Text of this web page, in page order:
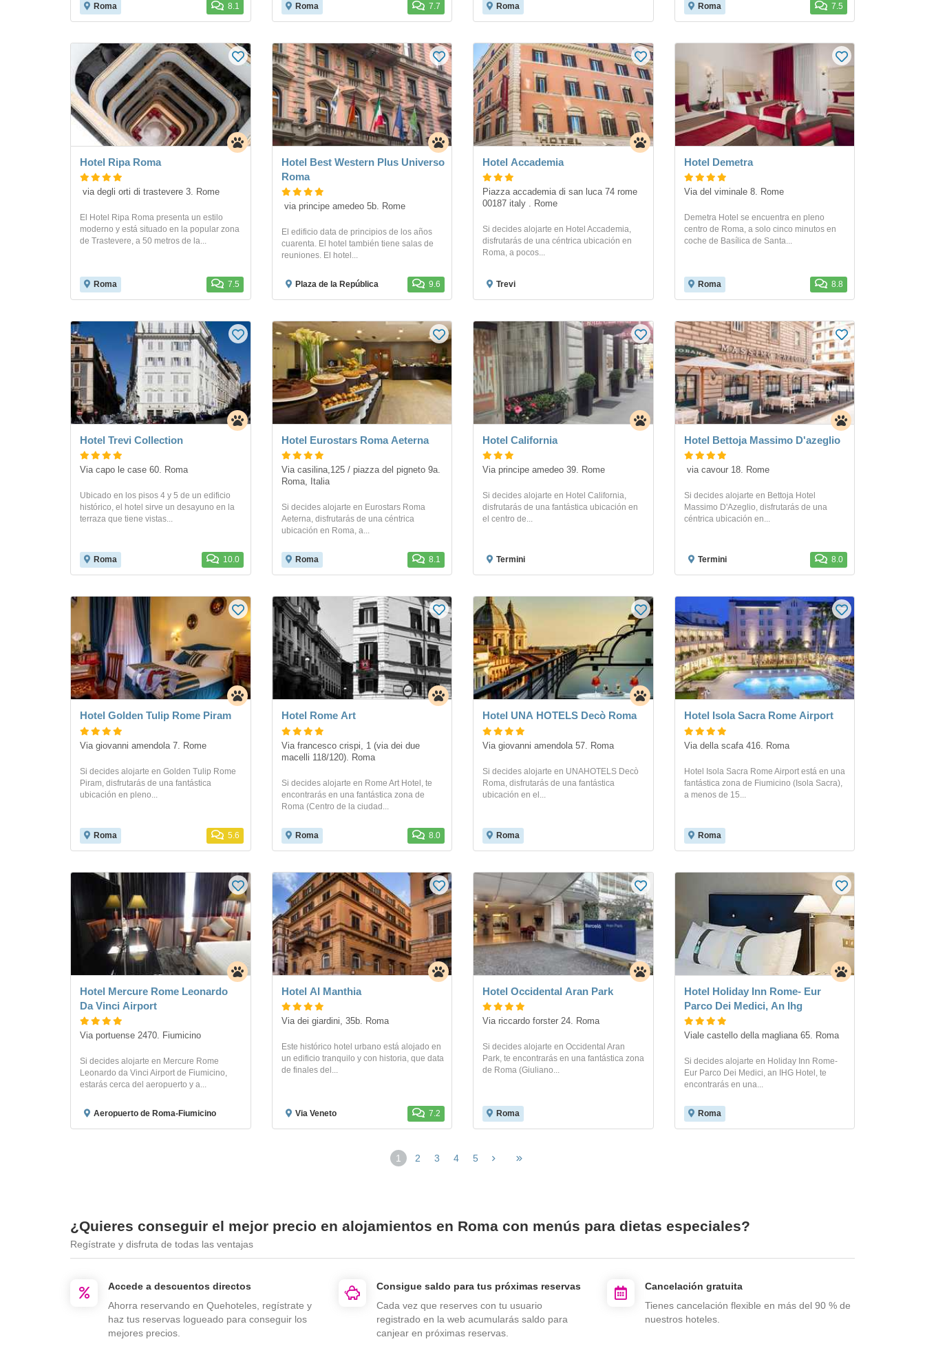
Roma 8.1 Roma 7.7 Roma Roma 7.5
Hotel Ripa Roma
via degli orti di trastevere 3. Rome
El Hotel Ripa Roma presenta un estilo
moderno y está situado en la popular zona
de Trastevere, a 50 metros de la...
Roma 7.5
Hotel Best Western Plus Universo
Roma
via principe amedeo 5b. Rome
El edificio data de principios de los años
cuarenta. El hotel también tiene salas de
reuniones. El hotel...
Plaza de la República 9.6
Hotel Accademia
Piazza accademia di san luca 74 rome
00187 italy . Rome
Si decides alojarte en Hotel Accademia,
disfrutarás de una céntrica ubicación en
Roma, a pocos...
Trevi
Hotel Demetra
Via del viminale 8. Rome
Demetra Hotel se encuentra en pleno
centro de Roma, a solo cinco minutos en
coche de Basílica de Santa...
Roma 8.8
Hotel Trevi Collection
Via capo le case 60. Roma
Ubicado en los pisos 4 y 5 de un edificio
histórico, el hotel sirve un desayuno en la
terraza que tiene vistas...
Roma 10.0
Hotel Eurostars Roma Aeterna
Via casilina,125 / piazza del pigneto 9a.
Roma, Italia
Si decides alojarte en Eurostars Roma
Aeterna, disfrutarás de una céntrica
ubicación en Roma, a...
Roma 8.1
Hotel California
Via principe amedeo 39. Rome
Si decides alojarte en Hotel California,
disfrutarás de una fantástica ubicación en
el centro de...
Termini
Hotel Bettoja Massimo D'azeglio
via cavour 18. Rome
Si decides alojarte en Bettoja Hotel
Massimo D'Azeglio, disfrutarás de una
céntrica ubicación en...
Termini 8.0
Hotel Golden Tulip Rome Piram
Via giovanni amendola 7. Rome
Si decides alojarte en Golden Tulip Rome
Piram, disfrutarás de una fantástica
ubicación en pleno...
Roma 5.6
Hotel Rome Art
Via francesco crispi, 1 (via dei due
macelli 118/120). Roma
Si decides alojarte en Rome Art Hotel, te
encontrarás en una fantástica zona de
Roma (Centro de la ciudad...
Roma 8.0
Hotel UNA HOTELS Decò Roma
Via giovanni amendola 57. Roma
Si decides alojarte en UNAHOTELS Decò
Roma, disfrutarás de una fantástica
ubicación en el...
Roma
Hotel Isola Sacra Rome Airport
Via della scafa 416. Roma
Hotel Isola Sacra Rome Airport está en una
fantástica zona de Fiumicino (Isola Sacra),
a menos de 15...
Roma
Hotel Mercure Rome Leonardo
Da Vinci Airport
Via portuense 2470. Fiumicino
Si decides alojarte en Mercure Rome
Leonardo da Vinci Airport de Fiumicino,
estarás cerca del aeropuerto y a...
Aeropuerto de Roma-Fiumicino
Hotel Al Manthia
Via dei giardini, 35b. Roma
Este histórico hotel urbano está alojado en
un edificio tranquilo y con historia, que data
de finales del...
Via Veneto 7.2
Hotel Occidental Aran Park
Via riccardo forster 24. Roma
Si decides alojarte en Occidental Aran
Park, te encontrarás en una fantástica zona
de Roma (Giuliano...
Roma
Hotel Holiday Inn Rome- Eur
Parco Dei Medici, An Ihg
Viale castello della magliana 65. Roma
Si decides alojarte en Holiday Inn Rome-
Eur Parco Dei Medici, an IHG Hotel, te
encontrarás en una...
Roma
1 2 3 4 5
¿Quieres conseguir el mejor precio en alojamientos en Roma con menús para dietas especiales?
Regístrate y disfruta de todas las ventajas
Accede a descuentos directos
Ahorra reservando en Quehoteles, regístrate y
haz tus reservas logueado para conseguir los
mejores precios.
Consigue saldo para tus próximas reservas
Cada vez que reserves con tu usuario
registrado en la web acumularás saldo para
canjear en próximas reservas.
Cancelación gratuita
Tienes cancelación flexible en más del 90 % de
nuestros hoteles.